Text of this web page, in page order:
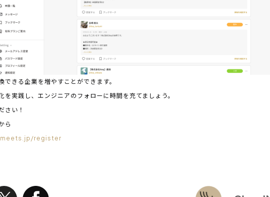
できる企業を増やすことができます。
を実践し、エンジニアのフォローに時間を充てましょう。
さい！
ら
register